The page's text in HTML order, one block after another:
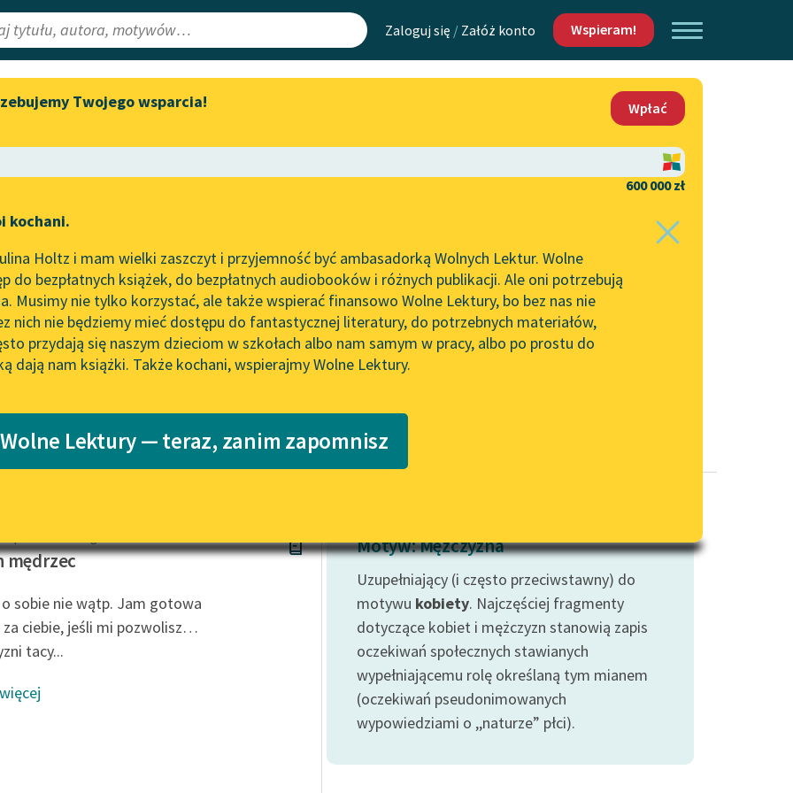
Zaloguj się / Załóż konto Wspieram!
Lektury
redakcyjne
Aktualności
Zapraszamy na spotkanie
literatury skandynawskiej
Wolne Lektury na 32.
Pol’and’Rock Festivalu
„Kochanek Lady Chatterley”
do słuchania na Wolnych
Lekturach
Nowy audiobook – „Marzenie
niepełnosprawnościami
literatury do słuchania dla
uczennic i uczniów z
niepełnosprawnościami
Mapa Wolnych Lektur
Leśmianator
API
OAI-PMH
Widget Wolnych Lektur
Katalog
Katalog w formacie PDF
Kontakt
O projekcie
Zasady wykorzystania
Wolnych Lektur
Logotypy
Materiały promocyjne
wrażliwych
Deklaracja dostępności
Twojego wsparcia!
Wpłać
600 000 zł
kochani.
Holtz i mam wielki zaszczyt i przyjemność być ambasadorką Wolnych Lektur. Wolne
do bezpłatnych książek, do bezpłatnych audiobooków i różnych publikacji. Ale oni potrzebują
Musimy nie tylko korzystać, ale także wspierać finansowo Wolne Lektury, bo bez nas nie
nich nie będziemy mieć dostępu do fantastycznej literatury, do potrzebnych materiałów,
przydają się naszym dzieciom w szkołach albo nam samym w pracy, albo po prostu do
dają nam książki. Także kochani, wspierajmy Wolne Lektury.
Lektury — teraz, zanim zapomnisz
✖ Oświecenie✖
Lessinga
mędrzec
sobie nie wątp. Jam gotowa
za ciebie, jeśli mi pozwolisz…
tacy...
Motyw: Mężczyzna
Uzupełniający (i często przeciwstawny) do
motywu kobiety. Najczęściej fragmenty
dotyczące kobiet i mężczyzn stanowią zapis
oczekiwań społecznych stawianych
wypełniającemu rolę określaną tym mianem
(oczekiwań pseudonimowanych
wypowiedziami o ,,naturze” płci).